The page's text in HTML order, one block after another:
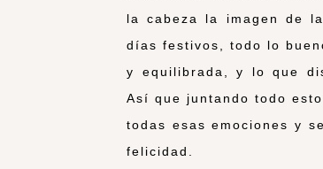
la cabeza la imagen de
días festivos, todo lo
y equilibrada, y lo que
Así que juntando todo
todas esas emociones y
felicidad.